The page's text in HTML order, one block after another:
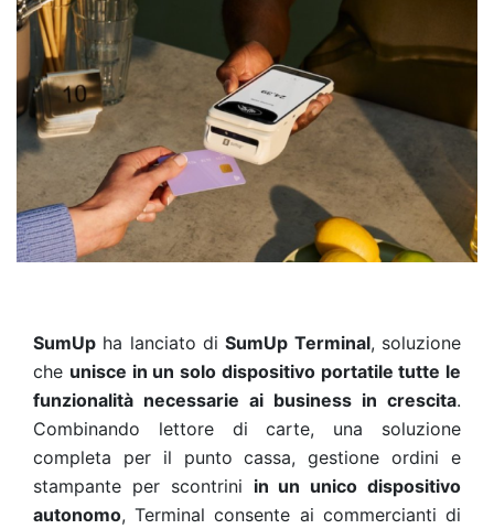
SumUp ha lanciato diSumUp Terminal, soluzione
che unisce in un solo dispositivo portatile tutte le
funzionalità necessarie ai business in crescita.
Combinando lettore di carte, una soluzione
completa per il punto cassa, gestione ordini e
stampante per scontrini in un unico dispositivo
autonomo, Terminal consente ai commercianti di